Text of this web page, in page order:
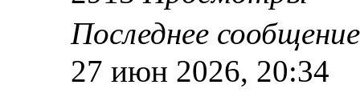
Последнее
27 июн 2026, 20:34